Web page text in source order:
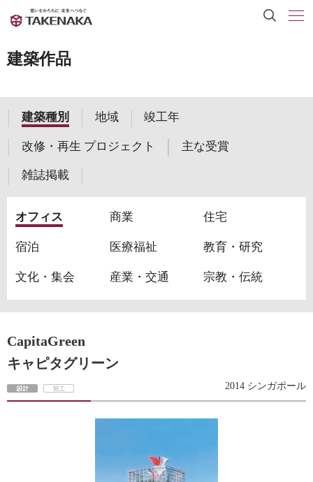
建築作品
建築種別 地域 竣工年
改修・再生 プロジェクト 主な受賞
雑誌掲載
オフィス 商業 住宅
宿泊 医療福祉 教育・研究
文化・集会 産業・交通 宗教・伝統
CapitaGreen
キャピタグリーン
2014 シンガポール